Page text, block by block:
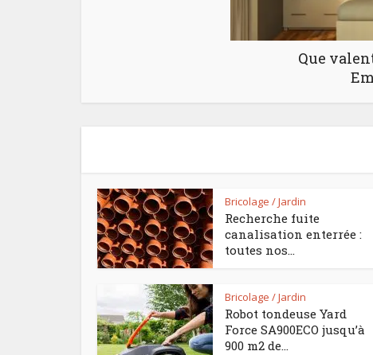
Que
Bricolage / Jardin
Recherche fuite
canalisation enterrée :
toutes nos...
Bricolage / Jardin
Robot tondeuse Yard
Force SA900ECO jusqu’à
900 m2 de...